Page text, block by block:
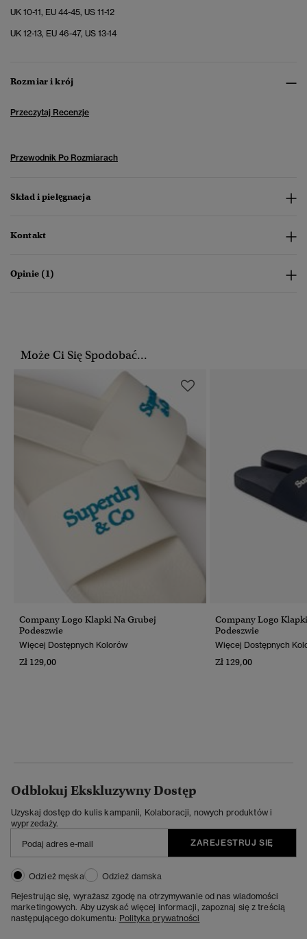
UK 10-11, EU 44-45, US 11-12
UK 12-13, EU 46-47, US 13-14
Rozmiar i krój
Przeczytaj Recenzje
Przewodnik Po Rozmiarach
Skład i pielęgnacja
Kontakt
Opinie (1)
Może Ci Się Spodobać...
Company Logo Klapki Na Grubej
Podeszwie
Więcej Dostępnych Kolorów
Zł 129,00
Company Logo
Podeszwie
Więcej Dostępnych
Zł 129,00
Odblokuj Ekskluzywny Dostęp
Uzyskaj dostęp do kulis kampanii, Kolaboracji, nowych produktów i
wyprzedaży.
ZAREJESTRUJ SIĘ
Odzież męska
Odzież damska
Rejestrując się, wyrażasz zgodę na otrzymywanie od nas wiadomości
marketingowych. Aby uzyskać więcej informacji, zapoznaj się z treścią
następującego dokumentu: Polityka prywatności